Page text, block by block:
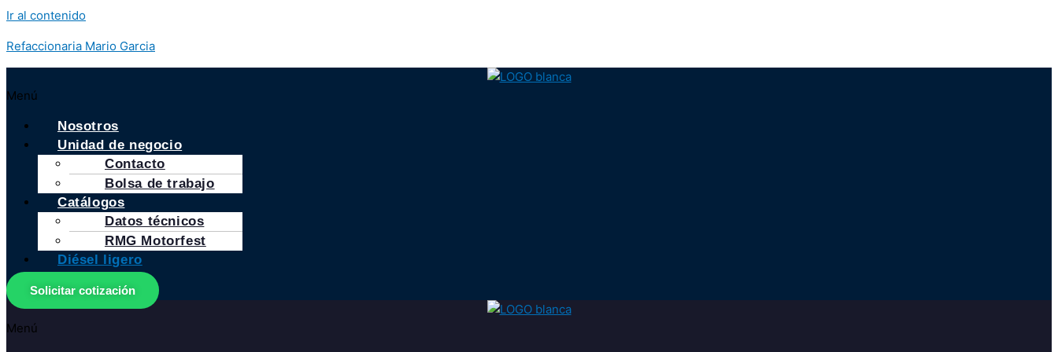
Ir al contenido
Refaccionaria Mario Garcia
Menú
Nosotros
Unidad de negocio
Contacto
Bolsa de trabajo
Catálogos
Datos técnicos
RMG Motorfest
Diésel ligero
Solicitar cotización
Menú